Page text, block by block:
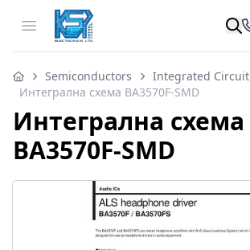
Open menu
Semiconductors
Integrated Circuit
Интегрална схема BA3570F-SMD
Интегрална схема
BA3570F-SMD